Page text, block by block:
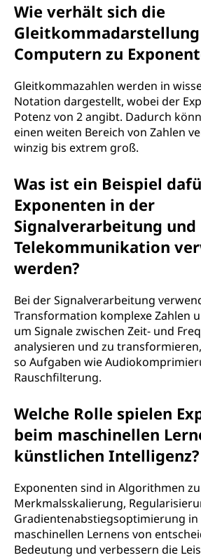
Wie verhält sich die
Computern zu
Gleitkommazahlen werden in
Notation dargestellt, wobei der
Potenz von 2 angibt. Dadurch
einen weiten Bereich von Zahlen
winzig bis extrem groß.
Was ist ein Beispiel
Exponenten in der
Signalverarbeitung und
Telekommunikation
werden?
Bei der Signalverarbeitung
Transformation komplexe Zahlen
um Signale zwischen Zeit- und
analysieren und zu
so Aufgaben wie
Rauschfilterung.
Welche Rolle spielen
beim maschinellen
künstlichen Intelligenz?
Exponenten sind in Algorithmen
Merkmalsskalierung,
Gradientenabstiegsoptimierung in
maschinellen Lernens von
Bedeutung und verbessern die